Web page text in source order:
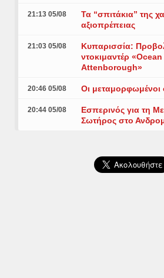
21:13 05/08
Τα “σπιτάκια” της
αξιοπρέπειας
21:03 05/08
Κυπαρισσία:
ντοκιμαντέρ
Attenborough»
20:46 05/08 Οι
20:44 05/08
Εσπερινός για τη
Σωτήρος στο